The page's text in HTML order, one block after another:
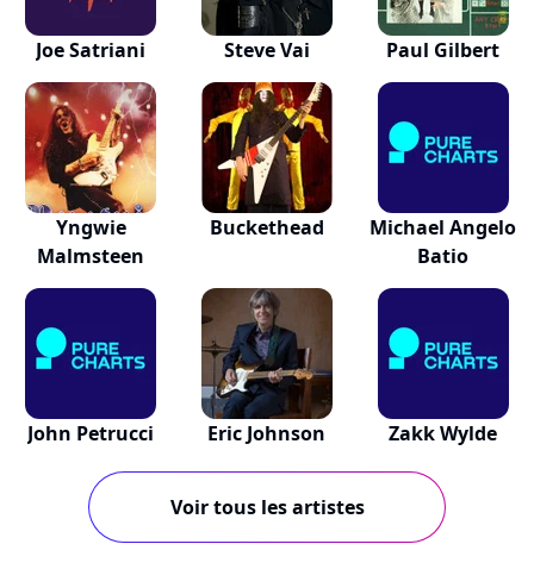
Joe Satriani Steve Vai Paul Gilbert
Yngwie
Malmsteen
Buckethead
Michael Angelo
Batio
John Petrucci Eric Johnson Zakk Wylde
Voir tous les artistes